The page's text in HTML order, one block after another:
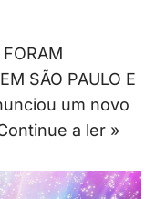
SÃO PAULO E
um novo
a ler »